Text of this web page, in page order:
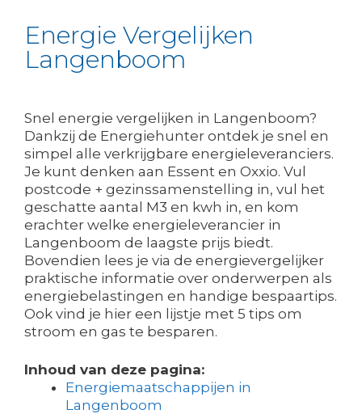
Energie Vergelijken
Langenboom
Snel energie vergelijken in Langenboom?
Dankzij de Energiehunter ontdek je snel en
simpel alle verkrijgbare energieleveranciers.
Je kunt denken aan Essent en Oxxio. Vul
postcode + gezinssamenstelling in, vul het
geschatte aantal M3 en kwh in, en kom
erachter welke energieleverancier in
Langenboom de laagste prijs biedt.
Bovendien lees je via de energievergelijker
praktische informatie over onderwerpen als
energiebelastingen en handige bespaartips.
Ook vind je hier een lijstje met 5 tips om
stroom en gas te besparen.
Inhoud van deze pagina:
Energiemaatschappijen in
Langenboom